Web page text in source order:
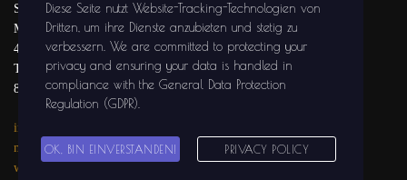
SOLIDGROUND
MEDIA
47441 MOERS
Tel.: 02841 / 999 29
81
info@solidground-
media.com
www.solidground-
Diese Seite nutzt Website-Tracking-Technologien von
Dritten, um ihre Dienste anzubieten und stetig zu
verbessern . We are committed to protecting your
privacy and ensuring your data is handled in
compliance with the General Data Protection
Regulation (GDPR)
OK, BIN EINVERSTANDEN! PRIVACY POLICY